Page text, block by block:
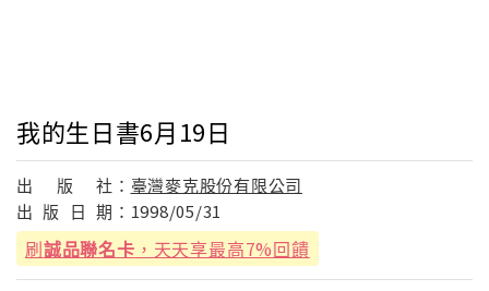
我的生日書6月19日
出 版 社： 臺灣麥克股份有限公司
出 版 日 期： 1998/05/31
刷誠品聯名卡 ，天天享最高7%回饋